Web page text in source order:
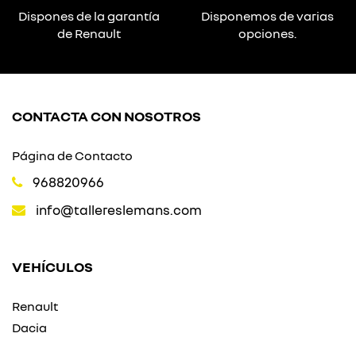
Dispones de la garantía
de Renault
Disponemos de varias
opciones.
CONTACTA CON NOSOTROS
Página de Contacto
968820966
info@tallereslemans.com
VEHÍCULOS
Renault
Dacia